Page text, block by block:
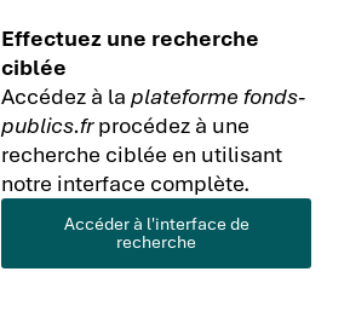
Effectuez une recherche
ciblée
Accédez à laplateforme fonds-
publics.frprocédez à une
recherche ciblée en utilisant
notre interface complète.
Accéder à l'interface de
recherche